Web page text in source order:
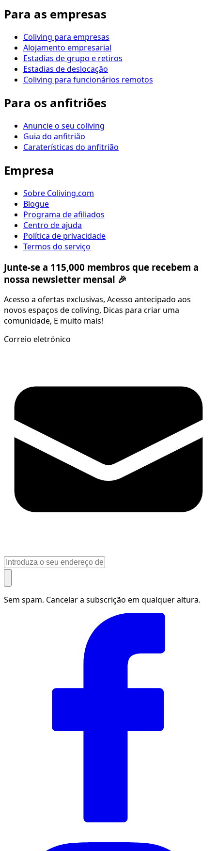
Para as empresas
Coliving para empresas
Alojamento empresarial
Estadias de grupo e retiros
Estadias de deslocação
Coliving para funcionários remotos
Para os anfitriões
Anuncie o seu coliving
Guia do anfitrião
Caraterísticas do anfitrião
Empresa
Sobre Coliving.com
Blogue
Programa de afiliados
Centro de ajuda
Política de privacidade
Termos do serviço
Junte-se a 115,000 membros que recebem a
nossa newsletter mensal 🎉
Acesso a ofertas exclusivas, Acesso antecipado aos
novos espaços de coliving, Dicas para criar uma
comunidade, E muito mais!
Correio eletrónico
Sem spam. Cancelar a subscrição em qualquer altura.